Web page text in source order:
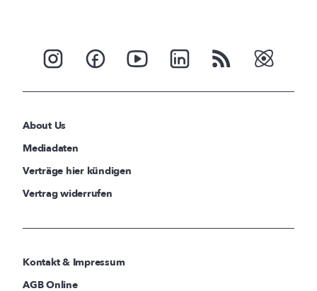
About Us
Mediadaten
Verträge hier kündigen
Vertrag widerrufen
Kontakt & Impressum
AGB Online